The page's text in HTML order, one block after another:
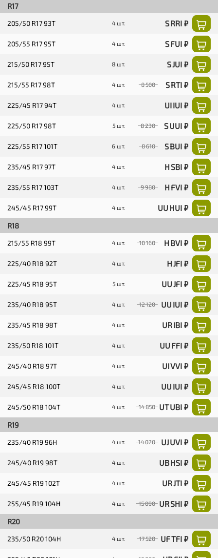
R17
205/50 R17 93T 4 шт. S RRI ₽
205/55 R17 95T 4 шт. S FUI ₽
215/50 R17 95T 8 шт. S JUI ₽
215/55 R17 98T 4 шт. 8 500 S RTI ₽
225/45 R17 94T 4 шт. UI IUI ₽
225/50 R17 98T 5 шт. 8 230 S UUI ₽
225/55 R17 101T 6 шт. 8 610 S BUI ₽
235/45 R17 97T 4 шт. H SBI ₽
235/55 R17 103T 4 шт. 9 980 H FVI ₽
245/45 R17 99T 4 шт. UU HUI ₽
R18
215/55 R18 99T 4 шт. 10 160 H BVI ₽
225/40 R18 92T 4 шт. H JFI ₽
225/45 R18 95T 5 шт. UU JFI ₽
235/40 R18 95T 4 шт. 12 120 UU IUI ₽
235/45 R18 98T 4 шт. UR IBI ₽
235/50 R18 101T 4 шт. UU FFI ₽
245/40 R18 97T 4 шт. UI VVI ₽
245/45 R18 100T 4 шт. UU IUI ₽
245/50 R18 104T 4 шт. 14 850 UT UBI ₽
R19
235/40 R19 96H 4 шт. 14 020 UJ UVI ₽
245/40 R19 98T 4 шт. UB HSI ₽
245/45 R19 102T 4 шт. UR JTI ₽
255/45 R19 104H 4 шт. 15 090 UR SHI ₽
R20
235/50 R20 104H 4 шт. 17 520 UF TFI ₽